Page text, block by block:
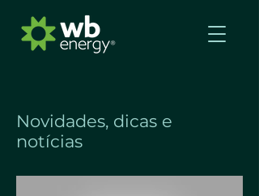
Novidades, dicas e
notícias